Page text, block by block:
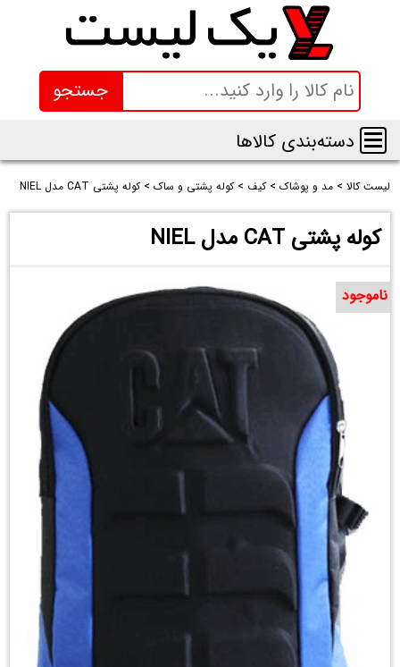
جستجو
دسته‌بندی کالاها
لیست کالا >مد و پوشاک >کیف >کوله پشتی و ساک >کوله پشتی CAT مدل NIEL
کوله پشتی CAT مدل NIEL
ناموجود